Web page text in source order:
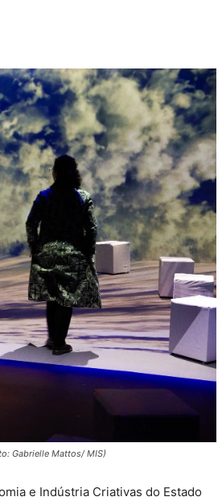
Gabrielle Mattos/ MIS)
e Indústria Criativas do Estado